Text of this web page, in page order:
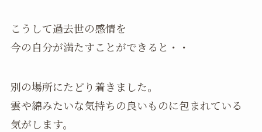
こうして過去世の感情を
今の自分が満たすことができると・・
別の場所にたどり着きました。
雲や綿みたいな気持ちの良いものに包まれている
気がします。